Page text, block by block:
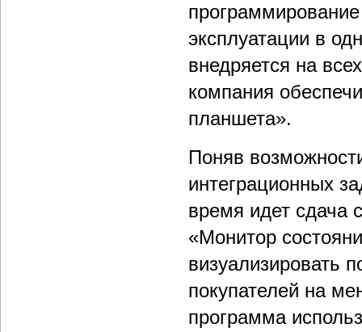
эксплуатации в
внедряется на
компания
планшета».
Поняв
интеграционных
время идет сдача
«Монитор
визуализировать
покупателей на
программа